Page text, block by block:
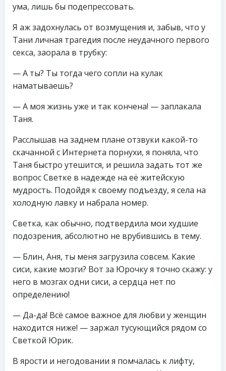
ума, лишь бы подепрессовать.
Я аж задохнулась от возмущения и, забыв, что у
Тани личная трагедия после неудачного первого
секса, заорала в трубку:
— А ты? Ты тогда чего сопли на кулак
наматываешь?
— А моя жизнь уже и так кончена! — заплакала
Таня.
Расслышав на заднем плане отзвуки какой-то
скачанной с Интернета порнухи, я поняла, что
Таня быстро утешится, и решила задать тот же
вопрос Светке в надежде на её житейскую
мудрость. Подойдя к своему подъезду, я села на
холодную лавку и набрала номер.
Светка, как обычно, подтвердила мои худшие
подозрения, абсолютно не врубившись в тему.
— Блин, Аня, ты меня загрузила совсем. Какие
сиси, какие мозги? Вот за Юрочку я точно скажу: у
него в мозгах одни сиси, а сердца нет по
определению!
— Да-да! Всё самое важное для любви у женщин
находится ниже! — заржал тусующийся рядом со
Светкой Юрик.
В ярости и негодовании я помчалась к лифту,